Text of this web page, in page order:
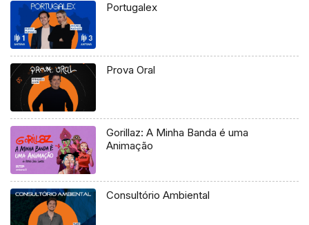
Portugalex
Prova Oral
Gorillaz: A Minha Banda é uma
Animação
Consultório Ambiental